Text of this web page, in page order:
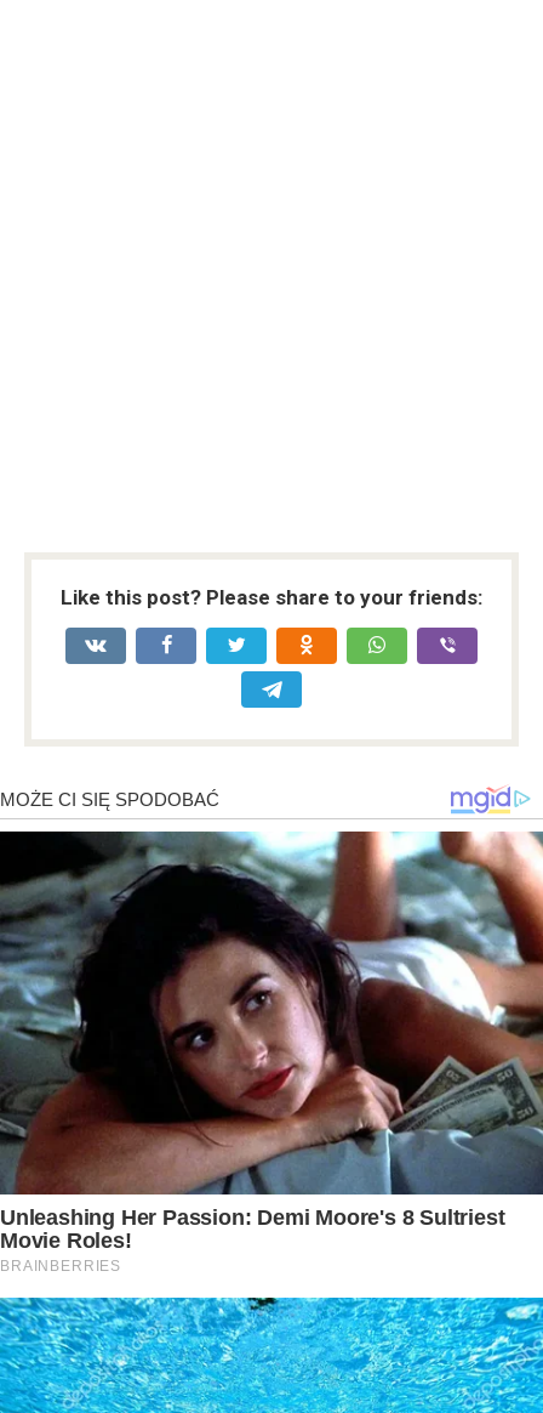
Like this post? Please share to your friends: